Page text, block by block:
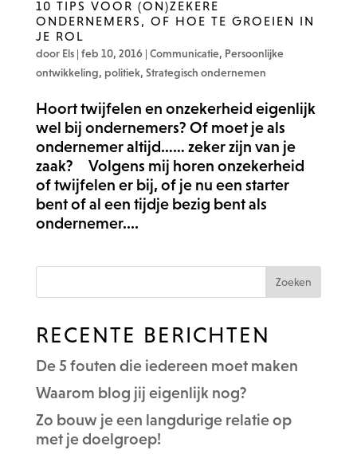
10 TIPS VOOR (ON)ZEKERE
ONDERNEMERS, OF HOE TE GROEIEN IN
JE ROL
door Els| feb 10, 2016| Communicatie, Persoonlijke
ontwikkeling, politiek, Strategisch ondernemen
Hoort twijfelen en onzekerheid eigenlijk
wel bij ondernemers? Of moet je als
ondernemer altijd…… zeker zijn van je
zaak? Volgens mij horen onzekerheid
of twijfelen er bij, of je nu een starter
bent of al een tijdje bezig bent als
ondernemer....
RECENTE BERICHTEN
De 5 fouten die iedereen moet maken
Waarom blog jij eigenlijk nog?
Zo bouw je een langdurige relatie op
met je doelgroep!